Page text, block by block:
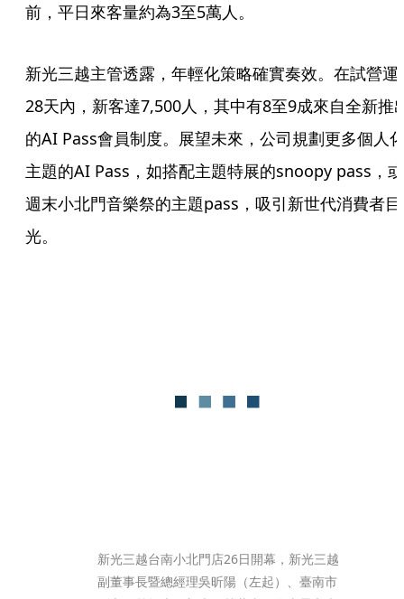
前，平日來客量約為3至5萬人。
新光三越主管透露，年輕化策略確實奏效。在試營運
28天內，新客達7,500人，其中有8至9成來自全新推
的AI Pass會員制度。展望未來，公司規劃更多個人
主題的AI Pass，如搭配主題特展的snoopy pass，或
週末小北門音樂祭的主題pass，吸引新世代消費者目
光。
新光三越台南小北門店26日開幕，新光三越
副董事長暨總經理吳昕陽（左起）、臺南市